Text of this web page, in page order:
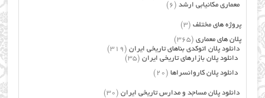
معماری مکانیابی ارشد (6)
پروژه های مختلف (3)
پلان های معماری (365)
دانلود پلان اتوکدی بناهای تاریخی ایران (319)
دانلود پلان بازارهای تاریخی ایران (35)
دانلود پلان کاروانسراها (20)
دانلود پلان مساجد و مدارس تاریخی ایران (30)